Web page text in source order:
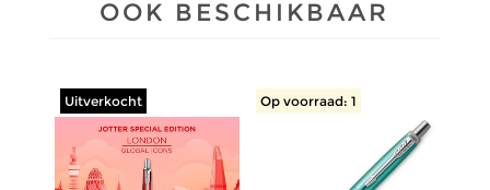
OOK BESCHIKBAAR
Uitverkocht Op voorraad: 1